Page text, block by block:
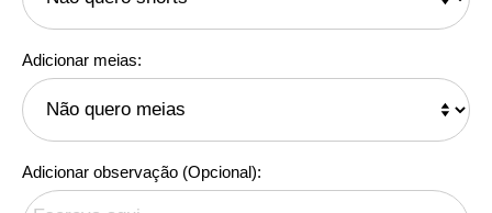
Adicionar meias:
Adicionar observação (Opcional):